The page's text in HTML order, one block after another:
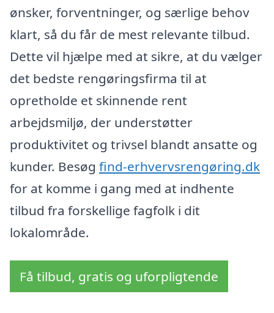
ønsker, forventninger, og særlige behov
klart, så du får de mest relevante tilbud.
Dette vil hjælpe med at sikre, at du vælger
det bedste rengøringsfirma til at
opretholde et skinnende rent
arbejdsmiljø, der understøtter
produktivitet og trivsel blandt ansatte og
kunder. Besøg find-erhvervsrengøring.dk
for at komme i gang med at indhente
tilbud fra forskellige fagfolk i dit
lokalområde.
Få tilbud, gratis og uforpligtende